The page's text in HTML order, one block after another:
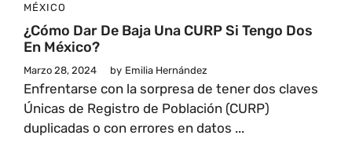
MÉXICO
¿Cómo Dar De Baja Una CURP Si Tengo Dos
En México?
Marzo 28, 2024 by Emilia Hernández
Enfrentarse con la sorpresa de tener dos claves
Únicas de Registro de Población (CURP)
duplicadas o con errores en datos ...